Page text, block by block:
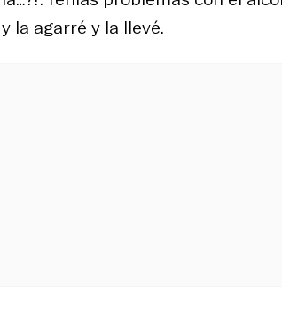
la agarré y la llevé.